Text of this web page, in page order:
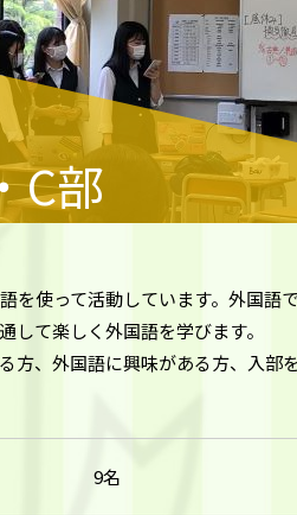
C部
を使って活動しています。外国
して楽しく外国語を学びます。
方、外国語に興味がある方、入部
9名